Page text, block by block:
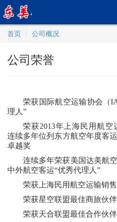
首页
公司概况
公司荣誉
荣获国际航空运输协会（
理人”
荣获2013年上海民用航
连续多年位列东方航空年度客
卓越奖
连续多年荣获美国达美航
中外航空客运“优秀代理人”
荣获上海民用航空运输销
荣获星空联盟最佳商旅伙伴
荣获天合联盟最佳合作伙伴